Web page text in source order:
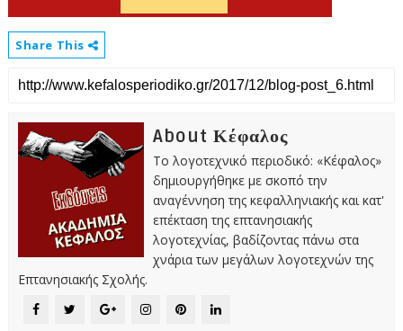
Share This
About Κέφαλος
Το λογοτεχνικό περιοδικό: «Κέφαλος»
δημιουργήθηκε με σκοπό την
αναγέννηση της κεφαλληνιακής και κατ'
επέκταση της επτανησιακής
λογοτεχνίας, βαδίζοντας πάνω στα
χνάρια των μεγάλων λογοτεχνών της
Επτανησιακής Σχολής.